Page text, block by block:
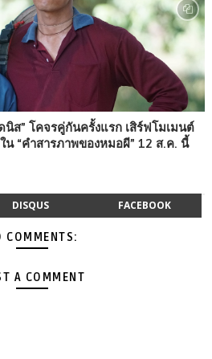
นิส” โคจรคู่กันครั้งแรก เสิร์ฟโมเมนต์
“คำสารภาพของหมอผี” 12 ส.ค. นี้
DISQUS FACEBOOK
COMMENTS:
A COMMENT